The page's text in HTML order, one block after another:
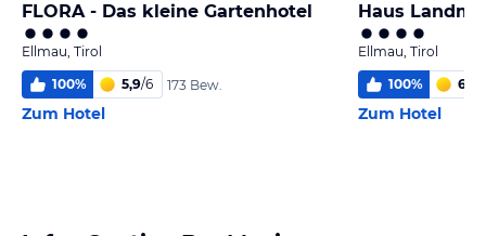
FLORA - Das kleine Gartenhotel
Ellmau, Tirol
100% 5,9/6 173 Bew.
Zum Hotel
Haus
Ellmau, Tirol
100% 6,0
Zum Hotel